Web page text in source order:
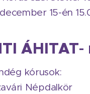
15-én
ÁHITAT-
kórusok:
Népdalkör